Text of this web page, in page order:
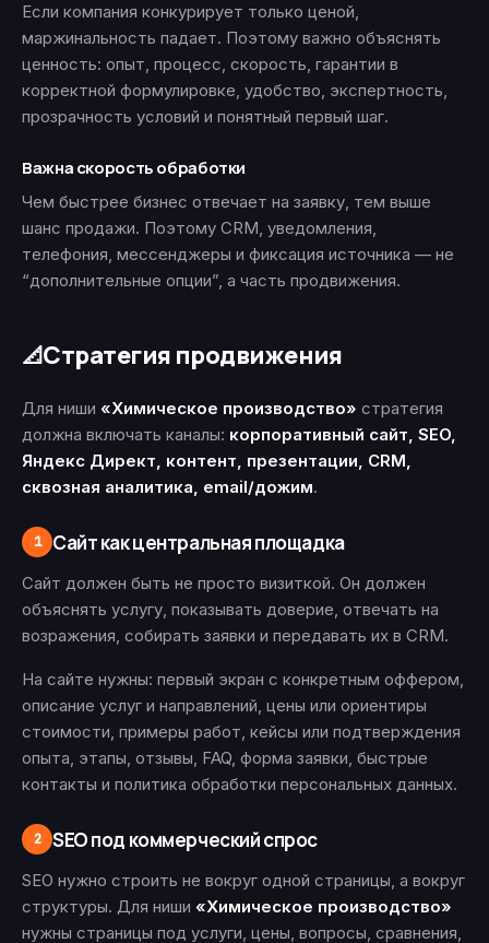
Если компания конкурирует только ценой,
маржинальность падает. Поэтому важно объяснять
ценность: опыт, процесс, скорость, гарантии в
корректной формулировке, удобство, экспертность,
прозрачность условий и понятный первый шаг.
Важна скорость обработки
Чем быстрее бизнес отвечает на заявку, тем выше
шанс продажи. Поэтому CRM, уведомления,
телефония, мессенджеры и фиксация источника — не
“дополнительные опции”, а часть продвижения.
📐Стратегия продвижения
Для ниши «Химическое производство» стратегия
должна включать каналы: корпоративный сайт, SEO,
Яндекс Директ, контент, презентации, CRM,
сквозная аналитика, email/дожим.
1 Сайт как центральная площадка
Сайт должен быть не просто визиткой. Он должен
объяснять услугу, показывать доверие, отвечать на
возражения, собирать заявки и передавать их в CRM.
На сайте нужны: первый экран с конкретным оффером,
описание услуг и направлений, цены или ориентиры
стоимости, примеры работ, кейсы или подтверждения
опыта, этапы, отзывы, FAQ, форма заявки, быстрые
контакты и политика обработки персональных данных.
2 SEO под коммерческий спрос
SEO нужно строить не вокруг одной страницы, а вокруг
структуры. Для ниши «Химическое производство»
нужны страницы под услуги, цены, вопросы, сравнения,